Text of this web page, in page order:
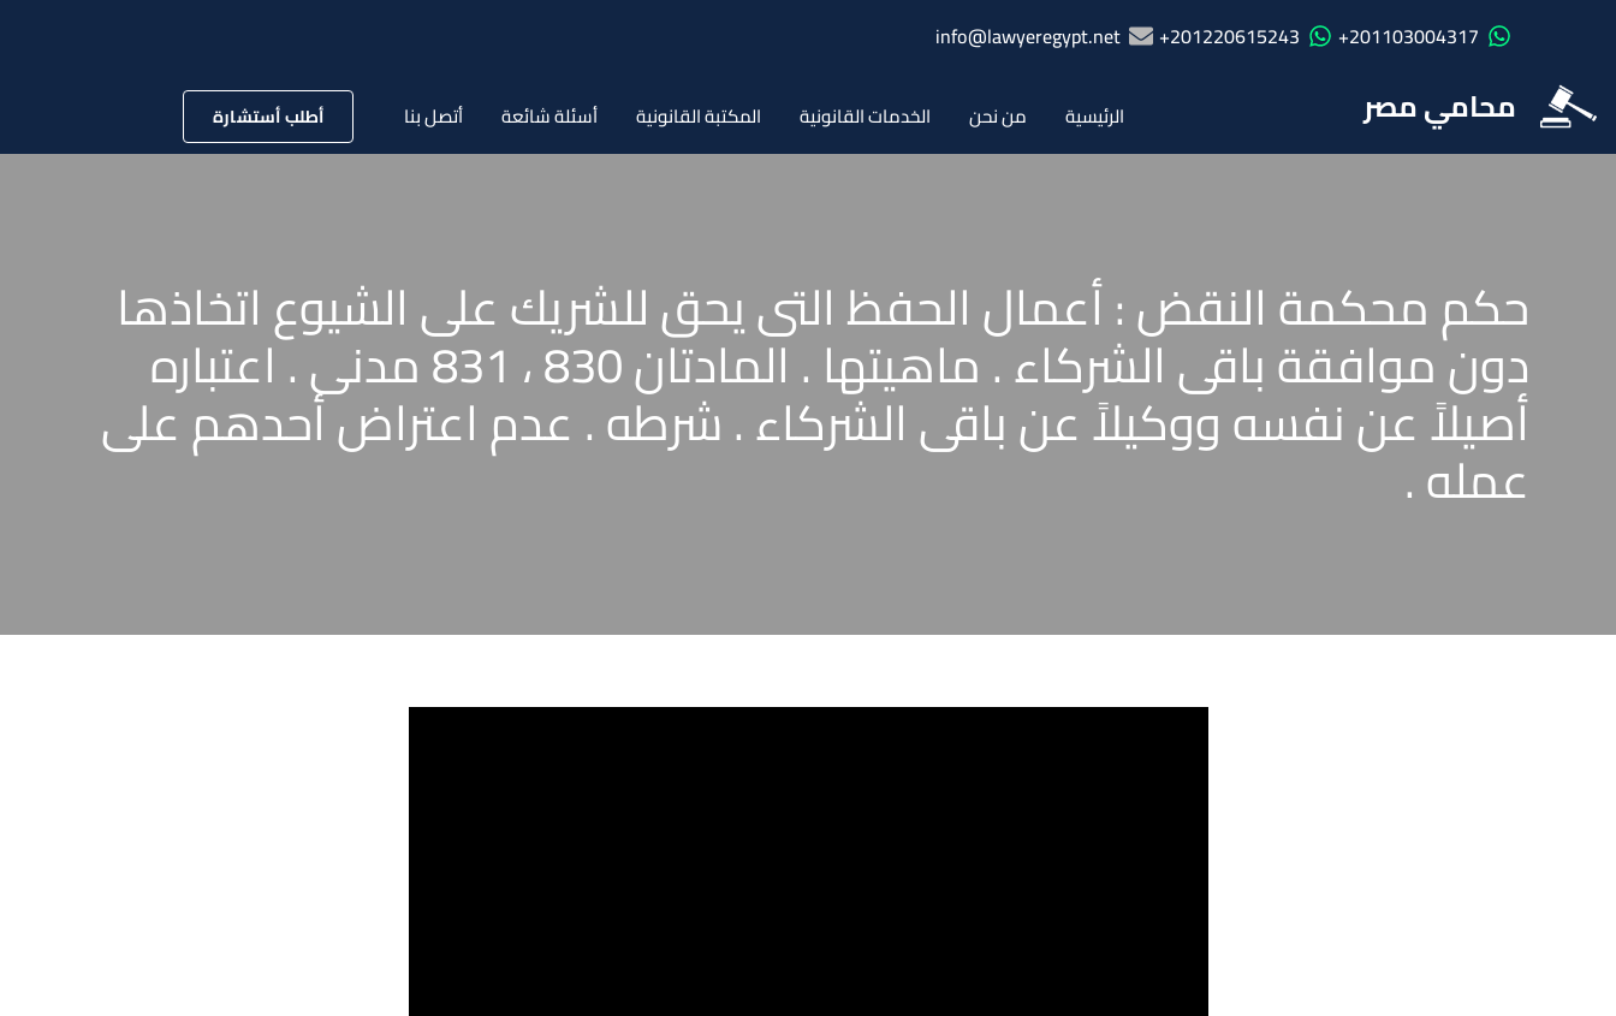
201103004317+
201220615243+
info@lawyeregypt.net
محامي مصر الرئيسية من نحن الخدمات القانونية المكتبة القانونية أسئلة شائعة أتصل بنا أطلب أستشارة
حكم محكمة النقض : أعمال الحفظ التى يحق للشريك على الشيوع اتخاذها
دون موافقة باقى الشركاء . ماهيتها . المادتان 830 ، 831 مدنى . اعتباره
أصيلاً عن نفسه ووكيلاً عن باقى الشركاء . شرطه . عدم اعتراض أحدهم على
عمله .